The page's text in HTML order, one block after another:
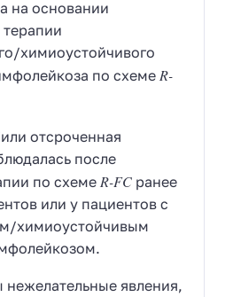
на основании
химиоустойчивого
по схемеR-
отсроченная
после
по схеме R-FC ранее
или у пациентов с
химиоустойчивым
явления,